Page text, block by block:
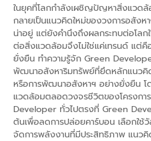
ในยุคที่โลกกำลังเผชิญปัญหาสิ่งแวด
กลายเป็นแนวคิดใหม่ของวงการอสังห
น่าอยู่ แต่ยังคำนึงถึงผลกระทบต่อโลกใ
ต่อสิ่งแวดล้อมจึงไม่ใช่แค่เทรนด์ แต่คื
ยั่งยืน ทำความรู้จัก Green
พัฒนาอสังหาริมทรัพย์ที่ยึดหลักแนวคิ
หรือการพัฒนาอสังหาฯ อย่างยั่งยืน โ
แวดล้อมตลอดวงจรชีวิตของโครงกา
Developer ทั่วไปตรงที่ Green
ต้นเพื่อลดการปล่อยคาร์บอน เลือกใช้
จัดการพลังงานที่มีประสิทธิภาพ แนวคิ